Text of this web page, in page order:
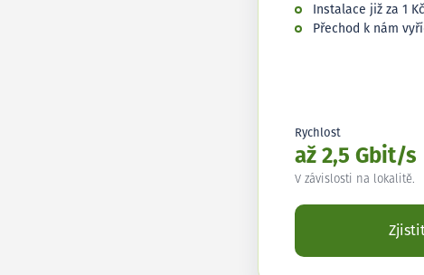
Instalace již za 1 Kč
Přechod k nám
Rychlost
až 2,5 Gbit/s
V závislosti na lokalitě.